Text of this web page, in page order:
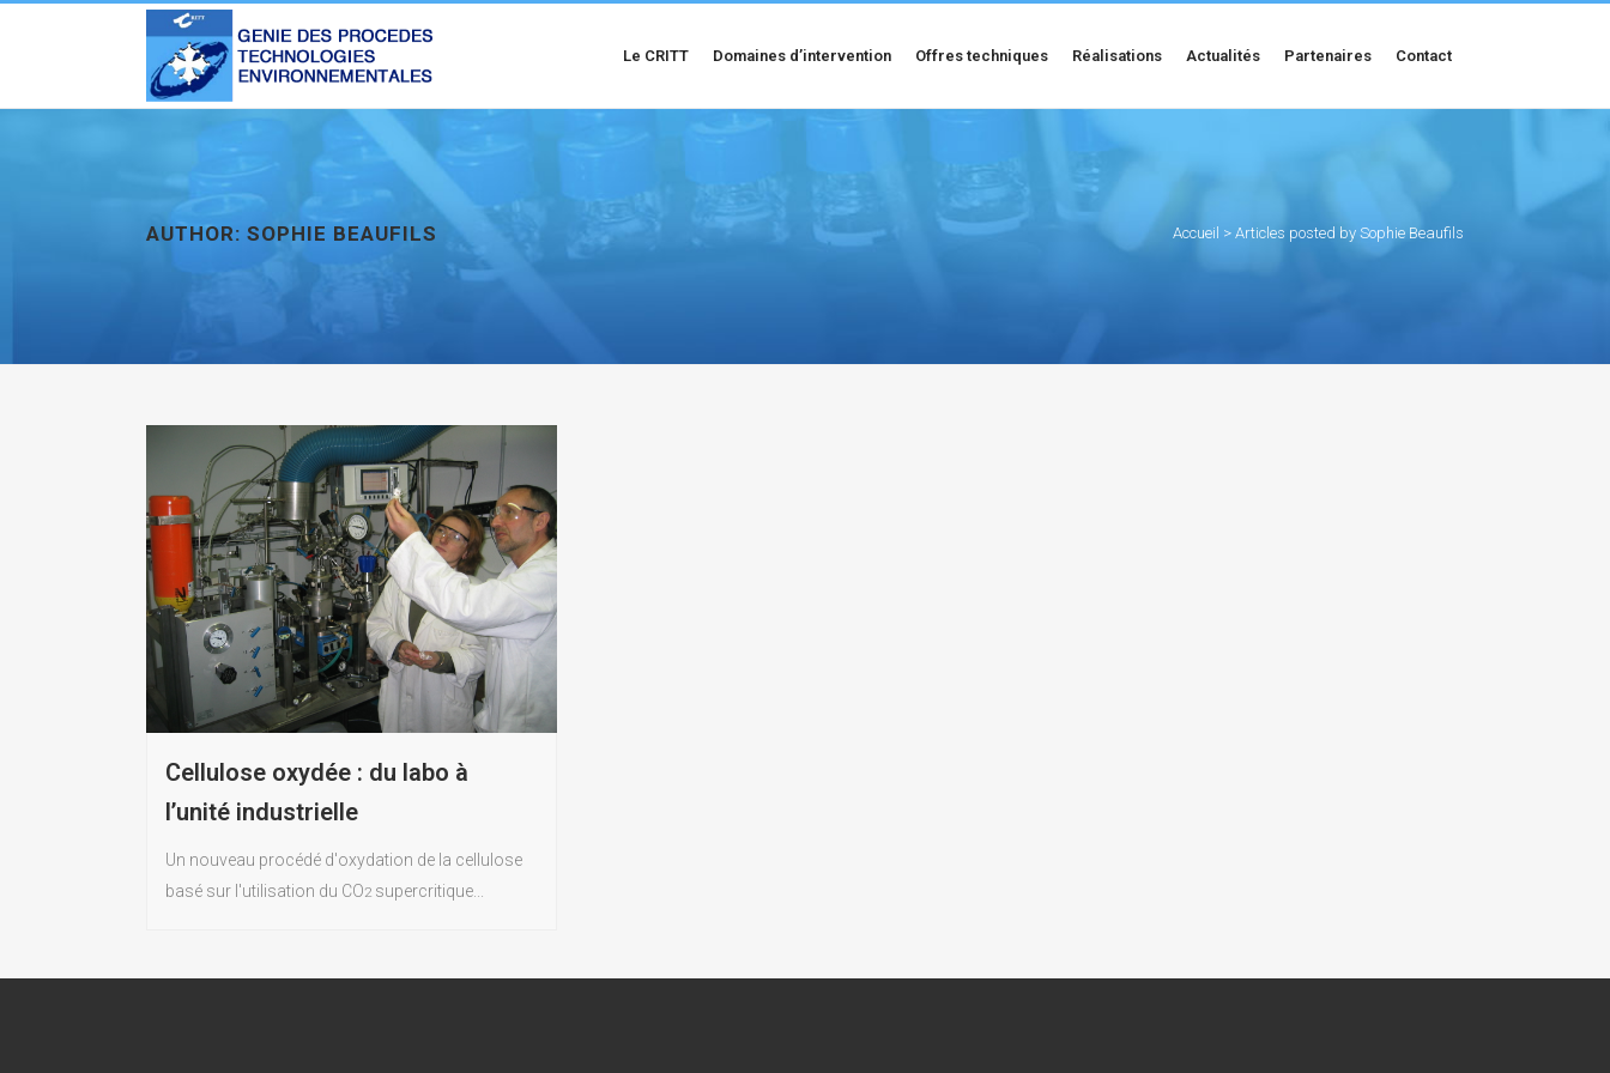
Le CRITT Domaines d’intervention Offres techniques Réalisations Actualités Partenaires Contact
AUTHOR: SOPHIE BEAUFILS Accueil > Articles posted by Sophie Beaufils
Cellulose oxydée : du labo à
l’unité industrielle
Un nouveau procédé d'oxydation de la cellulose
basé sur l'utilisation du CO2 supercritique...